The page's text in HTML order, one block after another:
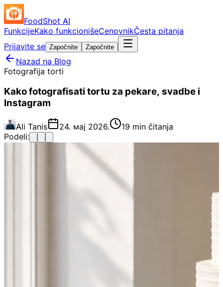
FoodShot AI
FunkcijeKako funkcionišeCenovnikČesta pitanja
Prijavite se Započnite Započnite
Nazad na Blog
Fotografija torti
Kako fotografisati tortu za pekare, svadbe i
Instagram
Ali Tanis 24. мај 2026.
19 min čitanja
Podeli: